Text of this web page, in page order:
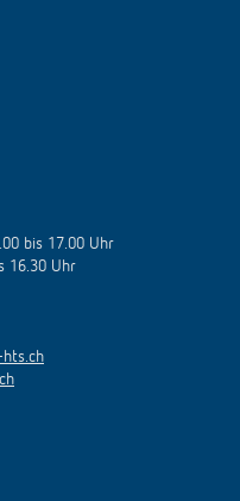
bis 17.00 Uhr
16.30 Uhr